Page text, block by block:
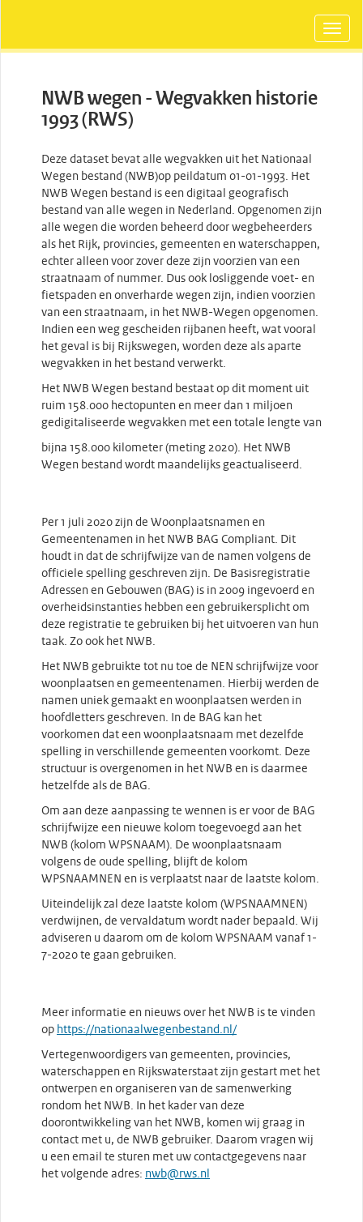
NWB wegen - Wegvakken historie
1993 (RWS)
Deze dataset bevat alle wegvakken uit het Nationaal
Wegen bestand (NWB)op peildatum 01-01-1993. Het
NWB Wegen bestand is een digitaal geografisch
bestand van alle wegen in Nederland. Opgenomen zijn
alle wegen die worden beheerd door wegbeheerders
als het Rijk, provincies, gemeenten en waterschappen,
echter alleen voor zover deze zijn voorzien van een
straatnaam of nummer. Dus ook losliggende voet- en
fietspaden en onverharde wegen zijn, indien voorzien
van een straatnaam, in het NWB-Wegen opgenomen.
Indien een weg gescheiden rijbanen heeft, wat vooral
het geval is bij Rijkswegen, worden deze als aparte
wegvakken in het bestand verwerkt.
Het NWB Wegen bestand bestaat op dit moment uit
ruim 158.000 hectopunten en meer dan 1 miljoen
gedigitaliseerde wegvakken met een totale lengte van
bijna 158.000 kilometer (meting 2020). Het NWB
Wegen bestand wordt maandelijks geactualiseerd.
Per 1 juli 2020 zijn de Woonplaatsnamen en
Gemeentenamen in het NWB BAG Compliant. Dit
houdt in dat de schrijfwijze van de namen volgens de
officiele spelling geschreven zijn. De Basisregistratie
Adressen en Gebouwen (BAG) is in 2009 ingevoerd en
overheidsinstanties hebben een gebruikersplicht om
deze registratie te gebruiken bij het uitvoeren van hun
taak. Zo ook het NWB.
Het NWB gebruikte tot nu toe de NEN schrijfwijze voor
woonplaatsen en gemeentenamen. Hierbij werden de
namen uniek gemaakt en woonplaatsen werden in
hoofdletters geschreven. In de BAG kan het
voorkomen dat een woonplaatsnaam met dezelfde
spelling in verschillende gemeenten voorkomt. Deze
structuur is overgenomen in het NWB en is daarmee
hetzelfde als de BAG.
Om aan deze aanpassing te wennen is er voor de BAG
schrijfwijze een nieuwe kolom toegevoegd aan het
NWB (kolom WPSNAAM). De woonplaatsnaam
volgens de oude spelling, blijft de kolom
WPSNAAMNEN en is verplaatst naar de laatste kolom.
Uiteindelijk zal deze laatste kolom (WPSNAAMNEN)
verdwijnen, de vervaldatum wordt nader bepaald. Wij
adviseren u daarom om de kolom WPSNAAM vanaf 1-
7-2020 te gaan gebruiken.
Meer informatie en nieuws over het NWB is te vinden
op https://nationaalwegenbestand.nl/
Vertegenwoordigers van gemeenten, provincies,
waterschappen en Rijkswaterstaat zijn gestart met het
ontwerpen en organiseren van de samenwerking
rondom het NWB. In het kader van deze
doorontwikkeling van het NWB, komen wij graag in
contact met u, de NWB gebruiker. Daarom vragen wij
u een email te sturen met uw contactgegevens naar
het volgende adres: nwb@rws.nl